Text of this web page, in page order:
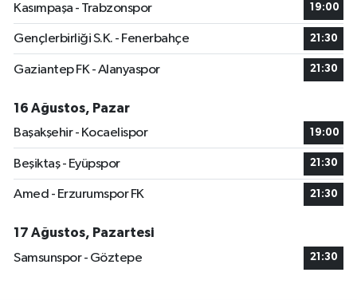
Kasımpaşa - Trabzonspor 19:00
Gençlerbirliği S.K. - Fenerbahçe 21:30
Gaziantep FK - Alanyaspor 21:30
16 Ağustos, Pazar
Başakşehir - Kocaelispor
19:00
Beşiktaş - Eyüpspor 21:30
Amed - Erzurumspor FK 21:30
17 Ağustos, Pazartesi
Samsunspor - Göztepe
21:30